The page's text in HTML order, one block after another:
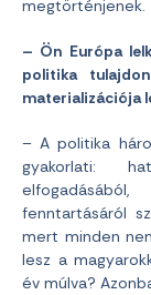
megtörténjenek.
– Ön Európa
politika
materializációja
– A politika
gyakorlati:
fenntartásáról
mert minden
lesz a
év múlva?